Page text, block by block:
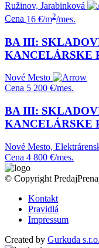
Ružinov, Jarabinková
Cena 16 €/m2/mes.
BA III:
KANCELÁRSKE
Nové Mesto
Cena 5 200 €/mes.
BA III:
KANCELÁRSKE
Nové Mesto,
Cena 4 800 €/mes.
© Copyright
Kontakt
Pravidlá
Impressum
Created by Gurkuda s.r.o.